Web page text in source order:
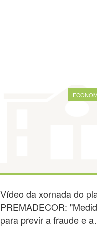
Vídeo da xornada do
PREMADECOR:
para previr a fraude e